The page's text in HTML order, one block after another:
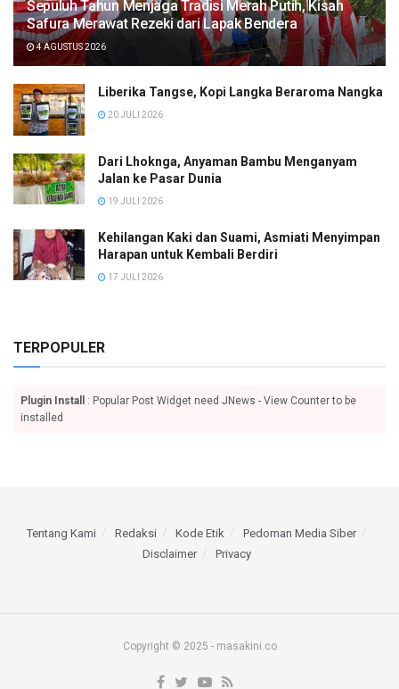
Sepuluh Tahun Menjaga Tradisi Merah Putih, Kisah
Safura Merawat Rezeki dari Lapak Bendera
4 AGUSTUS 2026
Liberika Tangse, Kopi Langka Beraroma Nangka
20 JULI 2026
Dari Lhoknga, Anyaman Bambu Menganyam
Jalan ke Pasar Dunia
19 JULI 2026
Kehilangan Kaki dan Suami, Asmiati Menyimpan
Harapan untuk Kembali Berdiri
17 JULI 2026
TERPOPULER
Plugin Install
: Popular Post Widget need JNews - View Counter to be
installed
Tentang Kami Redaksi Kode Etik
Pedoman Media Siber
Disclaimer
Privacy
Copyright © 2025 - masakini.co